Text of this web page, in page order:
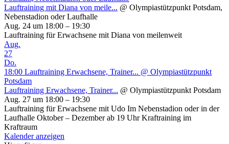
Lauftraining mit Diana von meile... @ Olympiastützpunkt Potsdam,
Nebenstadion oder Laufhalle
Aug. 24 um 18:00 – 19:30
Lauftraining für Erwachsene mit Diana von meilenweit
Aug.
27
Do.
18:00 Lauftraining Erwachsene, Trainer... @ Olympiastützpunkt
Potsdam
Lauftraining Erwachsene, Trainer... @ Olympiastützpunkt Potsdam
Aug. 27 um 18:00 – 19:30
Lauftraining für Erwachsene mit Udo Im Nebenstadion oder in der
Laufhalle Oktober – Dezember ab 19 Uhr Kraftraining im
Kraftraum
Kalender anzeigen